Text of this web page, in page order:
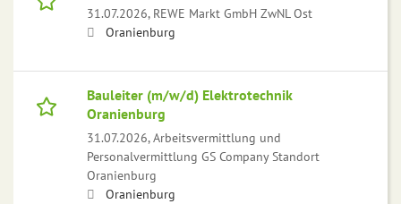
31.07.2026, REWE Markt GmbH ZwNL Ost
Oranienburg
Bauleiter (m/w/d) Elektrotechnik
Oranienburg
31.07.2026,Arbeitsvermittlung und
Personalvermittlung GS Company Standort
Oranienburg
Oranienburg